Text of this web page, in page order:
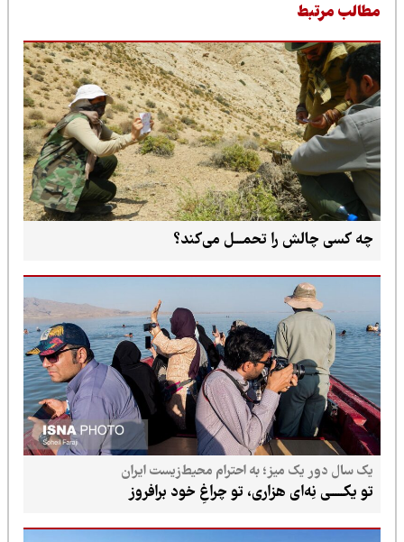
مرتبط
چه کسی چالش را تحمـــل می‌کند؟
یک سال دور یک میز؛ به احترام محیط‌زیست ایران
تو یکـــــی نِه‌ای هزاری، تو چراغِ خود برافروز